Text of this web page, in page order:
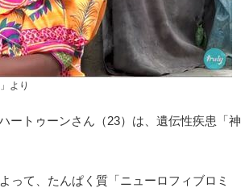
」より
トゥーンさん（23）は、遺伝性疾患「神
て、たんぱく質「ニューロフィブロミ